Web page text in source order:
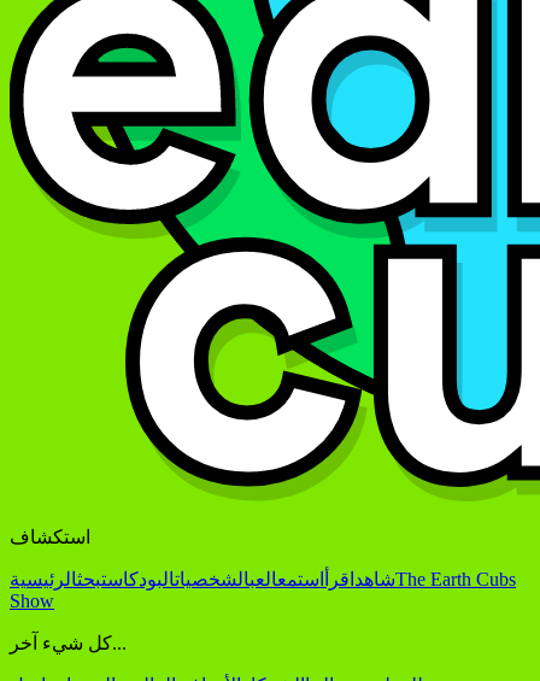
استكشاف
شاهد اقرأ استمعالعبالشخصياتالبودكاستبحثالرئيسية
The Earth Cubs
Show
كل شيء آخر...